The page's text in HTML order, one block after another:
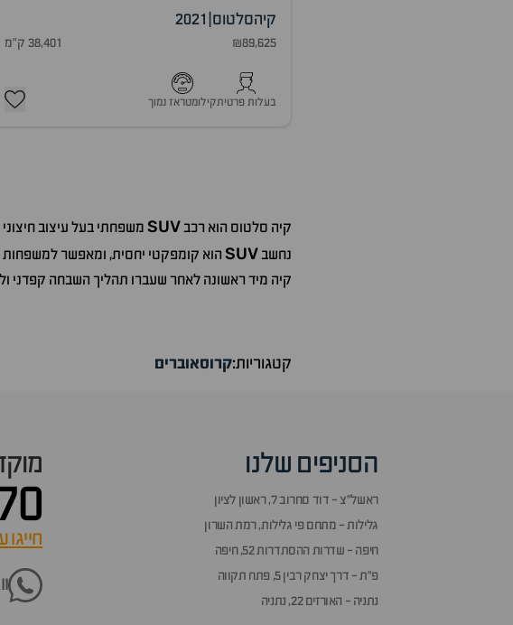
קיהסלטוס 2021
₪89,625 38,401 ק"מ
בעלות פרטיתקילומטראז נמוך
קיה סלטוס הוא רכבSUV משפחתי בעל עיצוב
נחשבSUV הוא קומפקטי יחסית, ומאפשר למשפחות
קיה מיד ראשונה לאחר שעברו תהליך השבחה קפדני
קטגוריות:קרוסאוברים
הסניפים שלנו
ראשל״צ - דוד סחרוב 7, ראשון לציון
גלילות - מתחם פי גלילות, רמת השרון
חיפה - שדרות ההסתדרות 52, חיפה
פ״ת - דרך יצחק רבין 5, פתח תקווה
נתניה - האורזים 22, נתניה
חייגו